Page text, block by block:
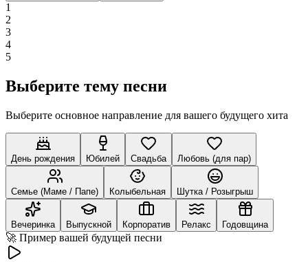
1
2
3
4
5
Выберите тему песни
Выберите основное направление для вашего будущего хита
День рождения Юбилей Свадьба Любовь (для пар)
Семье (Маме / Папе) Колыбельная Шутка / Розыгрыш
Вечеринка Выпускной Корпоратив Релакс Годовщина
🚀 Пример вашей будущей песни